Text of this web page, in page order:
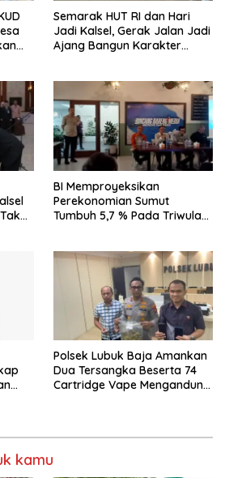
Semarak HUT RI dan Hari
Jadi Kalsel, Gerak Jalan Jadi
Ajang Bangun Karakter
BI Memproyeksikan
Perekonomian Sumut
Tumbuh 5,7 % Pada Triwulan
Polsek Lubuk Baja Amankan
Dua Tersangka Beserta 74
Cartridge Vape Mengandung
kamu